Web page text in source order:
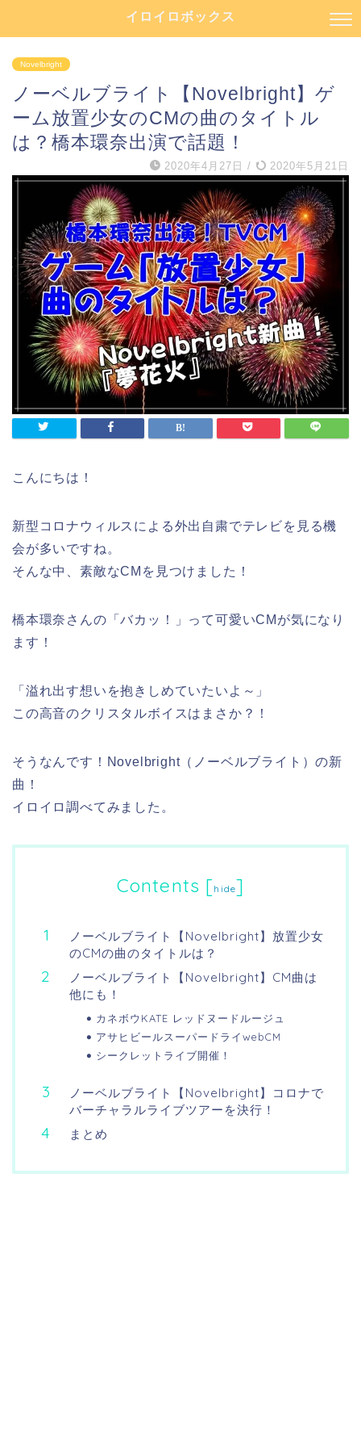
イロイロボックス
Novelbright
ノーベルブライト【Novelbright】ゲ
ーム放置少女のCMの曲のタイトル
は？橋本環奈出演で話題！
2020年4月27日 / 2020年5月21日
こんにちは！
新型コロナウィルスによる外出自粛でテレビを見る機
会が多いですね。
そんな中、素敵なCMを見つけました！
橋本環奈さんの「バカッ！」って可愛いCMが気になり
ます！
「溢れ出す想いを抱きしめていたいよ～」
この高音のクリスタルボイスはまさか？！
そうなんです！Novelbright（ノーベルブライト）の新
曲！
イロイロ調べてみました。
Contents [hide]
ノーベルブライト【Novelbright】放置少女
のCMの曲のタイトルは？
ノーベルブライト【Novelbright】CM曲は
他にも！
カネボウKATE レッドヌードルージュ
アサヒビールスーパードライwebCM
シークレットライブ開催！
ノーベルブライト【Novelbright】コロナで
バーチャラルライブツアーを決行！
まとめ